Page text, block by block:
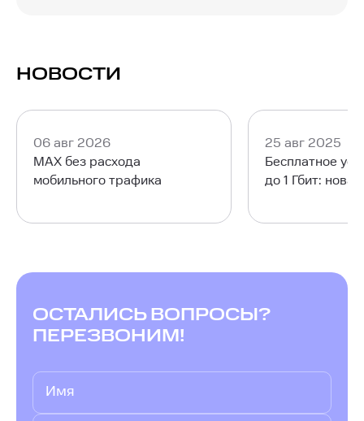
НОВОСТИ
06 авг 2026
MAX без расхода
мобильного трафика
25 авг 2025
Бесплатное
до 1 Гбит:
ОСТАЛИСЬ ВОПРОСЫ?
ПЕРЕЗВОНИМ!